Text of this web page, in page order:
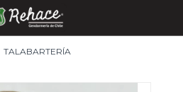
TALABARTERÍA